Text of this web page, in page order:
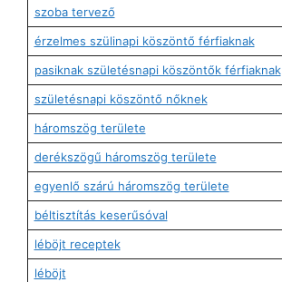
szoba tervező
érzelmes szülinapi köszöntő férfiaknak
pasiknak születésnapi köszöntők férfiaknak
születésnapi köszöntő nőknek
háromszög területe
derékszögű háromszög területe
egyenlő szárú háromszög területe
béltisztítás keserűsóval
léböjt receptek
léböjt